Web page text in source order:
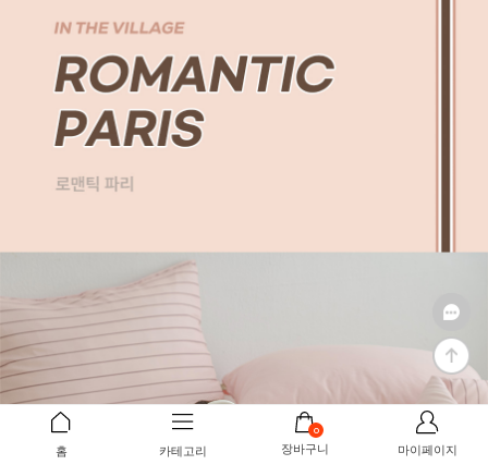
홈 카테고리
0
장바구니 마이페이지